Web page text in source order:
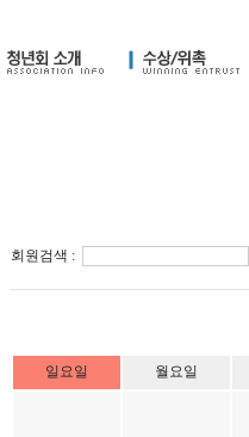
회원검색 :
일요일 월요일